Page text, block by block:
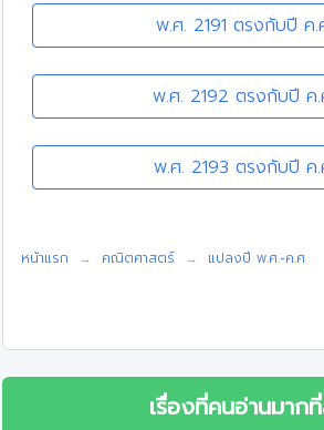
พ.ศ. 2191 ตรงกับปี ค.
พ.ศ. 2192 ตรงกับปี ค
พ.ศ. 2193 ตรงกับปี ค
หน้าแรก คณิตศาสตร์ แปลงปี พ.ศ.-ค.ศ
เรื่องที่คนอ่านมาก